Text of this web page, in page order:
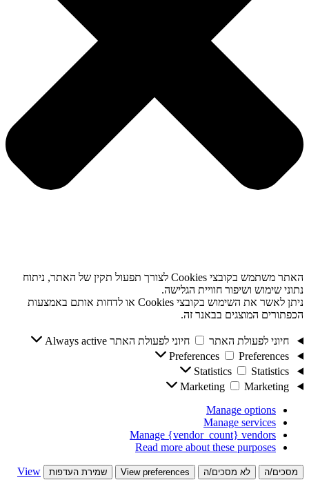
האתר משתמש בקובצי Cookies לצורך תפעול תקין של האתר, ניתוח
נתוני שימוש ושיפור חוויית הגלישה.
ניתן לאשר את השימוש בקובצי Cookies או לדחות אותם באמצעות
הכפתורים המוצגים בבאנר זה.
חיוני לפעולת האתר חיוני לפעולת האתר Always active
Preferences
Preferences
Statistics
Statistics
Marketing
Marketing
Manage options
Manage services
Manage {vendor_count} vendors
Read more about these purposes
מסכים/ה לא מסכים/ה View preferences שמירת העדפות
View